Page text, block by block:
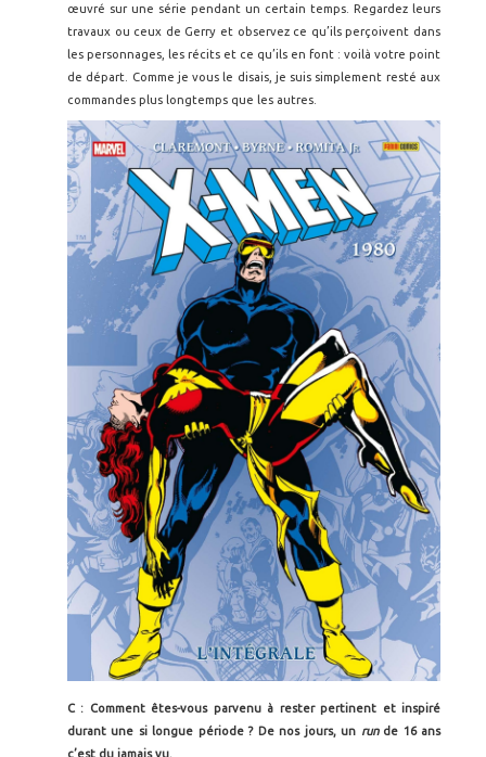
œuvré sur une série pendant un certain temps. Regardez leurs
travaux ou ceux de Gerry et observez ce qu’ils perçoivent dans
les personnages, les récits et ce qu’ils en font : voilà votre point
de départ. Comme je vous le disais, je suis simplement resté aux
commandes plus longtemps que les autres.
C : Comment êtes-vous parvenu à rester pertinent et inspiré
durant une si longue période ? De nos jours, un runde 16 ans
c’est du jamais vu.